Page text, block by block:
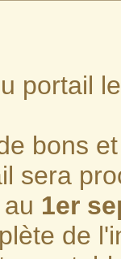
portail
bons
sera
1er
de